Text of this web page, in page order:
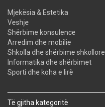
Mjekësia & Estetika
Veshje
Shërbime konsulence
Arredim dhe mobilie
Shkolla dhe shërbime shkollore
Informatika dhe shërbimet
Sporti dhe koha e lirë
Të gjitha kategoritë